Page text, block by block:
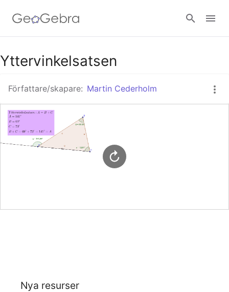
Google Classroom - Interaktiva lektioner
GeoGebra Classroom - Interaktiva lektioner
Yttervinkelsatsen
Författare/skapare: Martin Cederholm
Nya resurser